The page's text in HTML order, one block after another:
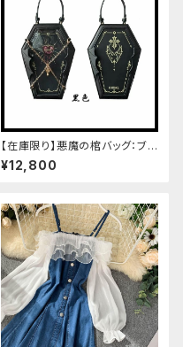
【在庫限り】悪魔の棺バッグ：ブラ
ック
¥12,800